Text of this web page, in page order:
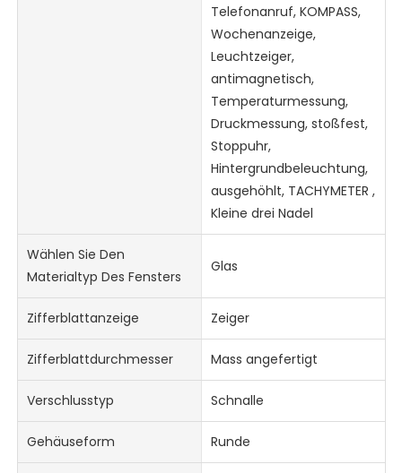
Telefonanruf, KOMPASS,
Wochenanzeige,
Leuchtzeiger,
antimagnetisch,
Temperaturmessung,
Druckmessung, stoßfest,
Stoppuhr,
Hintergrundbeleuchtung,
ausgehöhlt, TACHYMETER ,
Kleine drei Nadel
Wählen Sie Den
Materialtyp Des Fensters
Glas
Zifferblattanzeige Zeiger
Zifferblattdurchmesser Mass angefertigt
Verschlusstyp Schnalle
Gehäuseform Runde